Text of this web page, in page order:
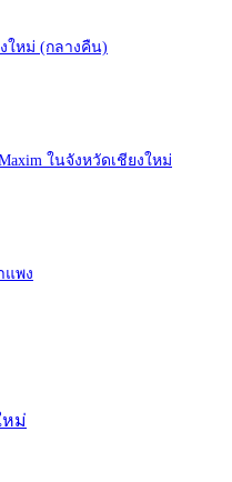
ใหม่ (กลางคืน)
ในจังหวัดเชียงใหม่
แพง
หม่